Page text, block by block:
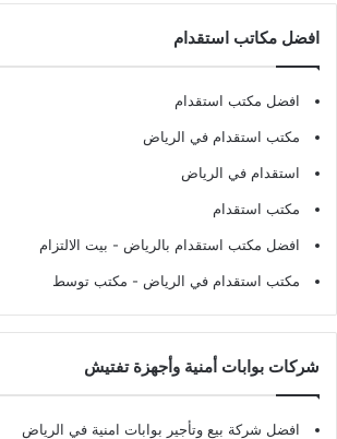
افضل مكاتب استقدام
افضل مكتب استقدام
مكتب استقدام في الرياض
استقدام في الرياض
مكتب استقدام
افضل مكتب استقدام بالرياض - بيت الالتزام
مكتب استقدام في الرياض - مكتب توسط
شركات بوابات أمنية وأجهزة تفتيش
افضل شركة بيع وتأجير بوابات امنية في الرياض